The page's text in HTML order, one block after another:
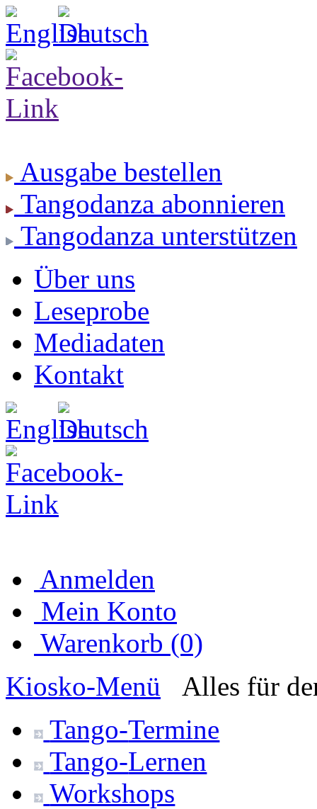
Ausgabe bestellen
Tangodanza abonnieren
Tangodanza unterstützen
Über uns
Leseprobe
Mediadaten
Kontakt
Anmelden
Mein Konto
Warenkorb (0)
Kiosko-Menü
Alles für
Tango-Termine
Tango-Lernen
Workshops